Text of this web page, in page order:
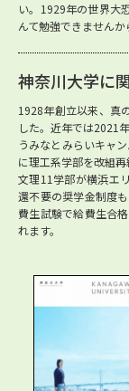
い。1929年の世界大
んて勉強できませんか
神奈川大学に
1928年創立以来、真
した。近年では2021
うみなとみらいキャ
に理工系学部を改組
文理11学部が横浜エ
還不要の奨学金制度
費生試験で給費生合
れます。